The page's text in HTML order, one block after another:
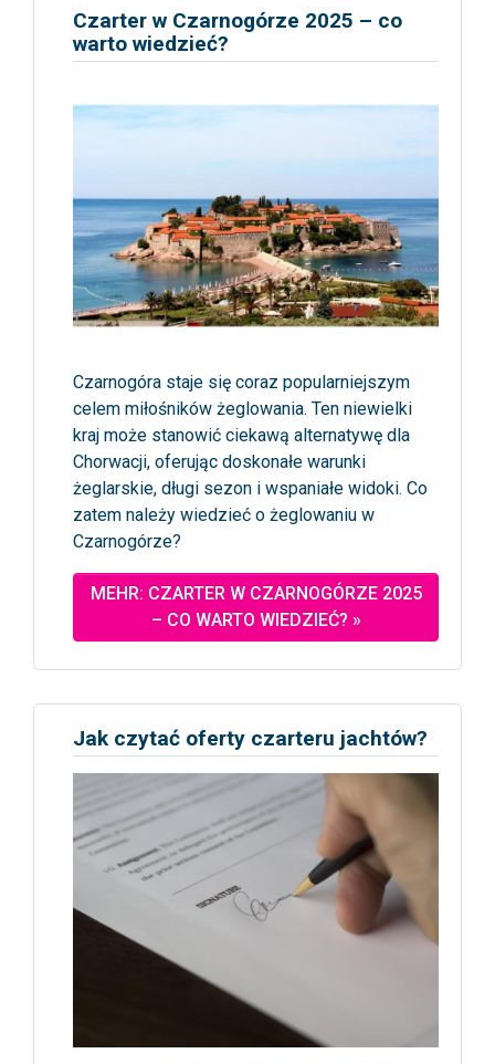
Czarter w Czarnogórze 2025 – co
warto wiedzieć?
Czarnogóra staje się coraz popularniejszym
celem miłośników żeglowania. Ten niewielki
kraj może stanowić ciekawą alternatywę dla
Chorwacji, oferując doskonałe warunki
żeglarskie, długi sezon i wspaniałe widoki. Co
zatem należy wiedzieć o żeglowaniu w
Czarnogórze?
MEHR: CZARTER W CZARNOGÓRZE 2025
– CO WARTO WIEDZIEĆ? »
Jak czytać oferty czarteru jachtów?